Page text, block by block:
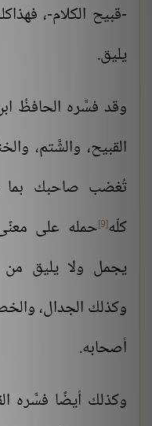
-قبيح الكلام-،
يليق.
وقد فسَّره الحافظُ
القبيح، والشَّتم،
تُغضب صاحبك بما
كلّه[9] حمله على
يجمل ولا يليق من
وكذلك الجدال،
أصحابه.
وكذلك أيضًا فسَّره